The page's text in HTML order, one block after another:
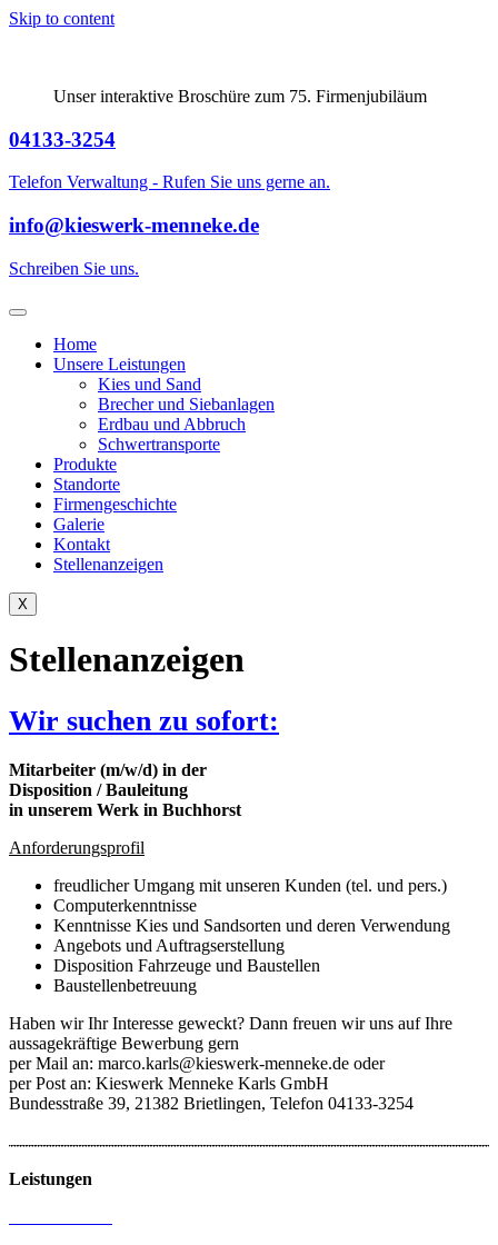
Skip to content
Unser interaktive Broschüre zum 75. Firmenjubiläum
04133-3254
Telefon Verwaltung - Rufen Sie uns gerne an.
info@kieswerk-menneke.de
Schreiben Sie uns.
Home
Unsere Leistungen
Kies und Sand
Brecher und Siebanlagen
Erdbau und Abbruch
Schwertransporte
Produkte
Standorte
Firmengeschichte
Galerie
Kontakt
Stellenanzeigen
X
Stellenanzeigen
Wir suchen zu sofort:
Mitarbeiter (m/w/d) in der
Disposition / Bauleitung
in unserem Werk in Buchhorst
Anforderungsprofil
freudlicher Umgang mit unseren Kunden (tel. und pers.)
Computerkenntnisse
Kenntnisse Kies und Sandsorten und deren Verwendung
Angebots und Auftragserstellung
Disposition Fahrzeuge und Baustellen
Baustellenbetreuung
Haben wir Ihr Interesse geweckt? Dann freuen wir uns auf Ihre
aussagekräftige Bewerbung gern
per Mail an: marco.karls@kieswerk-menneke.de oder
per Post an: Kieswerk Menneke Karls GmbH
Bundesstraße 39, 21382 Brietlingen, Telefon 04133-3254
Leistungen